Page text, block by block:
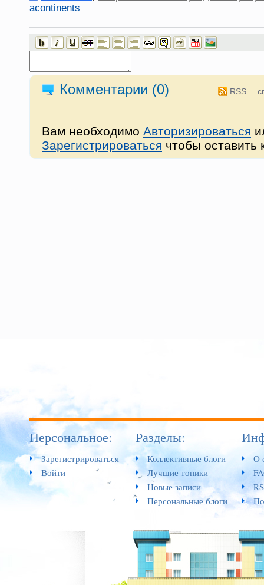
acontinents
Комментарии (0) RSS
Вам необходимо Авторизироваться
Зарегистрироваться чтобы оставить
Персональное:
Зарегистрироваться
Войти
Разделы:
Коллективные блоги
Лучшие топики
Новые записи
Персональные блоги
О